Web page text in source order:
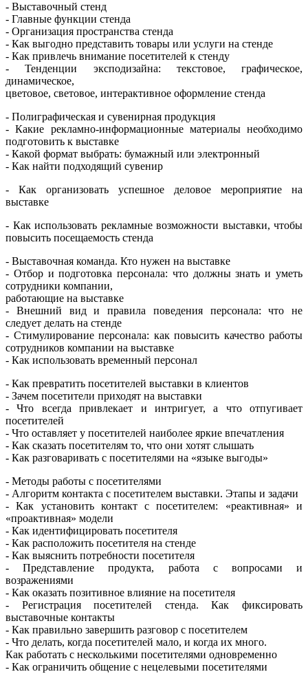
- Выставочный стенд
- Главные функции стенда
- Организация пространства стенда
- Как выгодно представить товары или услуги на стенде
- Как привлечь внимание посетителей к стенду
- Тенденции эксподизайна: текстовое, графическое,
динамическое,
цветовое, световое, интерактивное оформление стенда
- Полиграфическая и сувенирная продукция
- Какие рекламно-информационные материалы необходимо
подготовить к выставке
- Какой формат выбрать: бумажный или электронный
- Как найти подходящий сувенир
- Как организовать успешное деловое мероприятие на
выставке
- Как использовать рекламные возможности выставки, чтобы
повысить посещаемость стенда
- Выставочная команда. Кто нужен на выставке
- Отбор и подготовка персонала: что должны знать и уметь
сотрудники компании,
работающие на выставке
- Внешний вид и правила поведения персонала: что не
следует делать на стенде
- Стимулирование персонала: как повысить качество работы
сотрудников компании на выставке
- Как использовать временный персонал
- Как превратить посетителей выставки в клиентов
- Зачем посетители приходят на выставки
- Что всегда привлекает и интригует, а что отпугивает
посетителей
- Что оставляет у посетителей наиболее яркие впечатления
- Как сказать посетителям то, что они хотят слышать
- Как разговаривать с посетителями на «языке выгоды»
- Методы работы с посетителями
- Алгоритм контакта с посетителем выставки. Этапы и задачи
- Как установить контакт с посетителем: «реактивная» и
«проактивная» модели
- Как идентифицировать посетителя
- Как расположить посетителя на стенде
- Как выяснить потребности посетителя
- Представление продукта, работа с вопросами и
возражениями
- Как оказать позитивное влияние на посетителя
- Регистрация посетителей стенда. Как фиксировать
выставочные контакты
- Как правильно завершить разговор с посетителем
- Что делать, когда посетителей мало, и когда их много.
Как работать с несколькими посетителями одновременно
- Как ограничить общение с нецелевыми посетителями